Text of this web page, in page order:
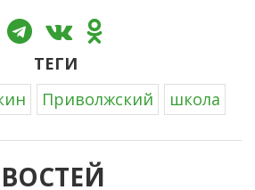
ТЕГИ
Приволжский школа